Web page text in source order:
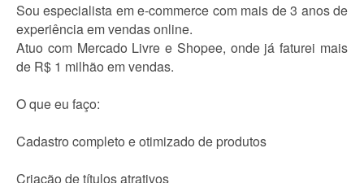
Sou especialista em e-commerce com mais de 3 anos de
experiência em vendas online.
Atuo com Mercado Livre e Shopee, onde já faturei mais
de R$ 1 milhão em vendas.
O que eu faço:
Cadastro completo e otimizado de produtos
Criação de títulos atrativos